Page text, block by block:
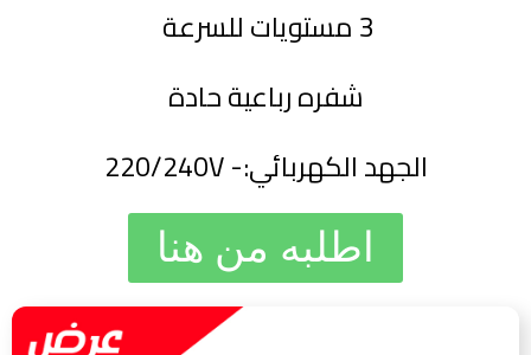
3 مستويات للسرعة
شفره رباعية حادة
الجهد الكهربائي:- 220/240V
اطلبه من هنا